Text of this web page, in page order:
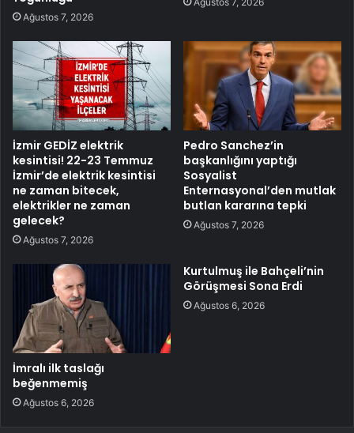
Ağustos 7, 2026
İzmir GEDİZ elektrik
kesintisi! 22-23 Temmuz
İzmir’de elektrik kesintisi
ne zaman bitecek,
elektrikler ne zaman
gelecek?
Ağustos 7, 2026
Pedro Sanchez’in
başkanlığını yaptığı
Sosyalist
Enternasyonal’den mutlak
butlan kararına tepki
Ağustos 7, 2026
İmralı ilk taslağı
beğenmemiş
Ağustos 6, 2026
Kurtulmuş ile Bahçeli’nin
Görüşmesi Sona Erdi
Ağustos 6, 2026